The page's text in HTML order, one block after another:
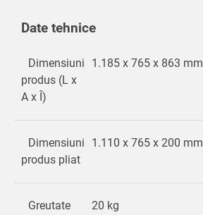
Date tehnice
Dimensiuni
produs (L x
A x Î)
1.185 x 765 x 863 mm
Dimensiuni
produs pliat
1.110 x 765 x 200 mm
Greutate
20 kg